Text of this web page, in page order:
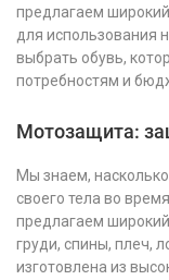
предлагаем
для использования
выбрать обувь,
потребностям и
Мотозащита:
Мы знаем,
своего тела во
предлагаем
груди, спины, плеч,
изготовлена из